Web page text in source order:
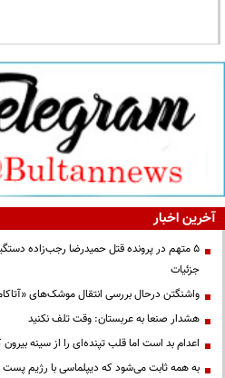
آخرین اخبار
۵ متهم در پرونده قتل حمیدرضا رجب‌زاده
جزئیات
واشنگتن درحال بررسی انتقال موشک‌های
هشدار صنعا به عربستان: وقت تلف نکنید
اعدام بد است اما قلب تپنده‌ای را از سینه
به همه ثابت می‌شود که دیپلماسی با رژیم